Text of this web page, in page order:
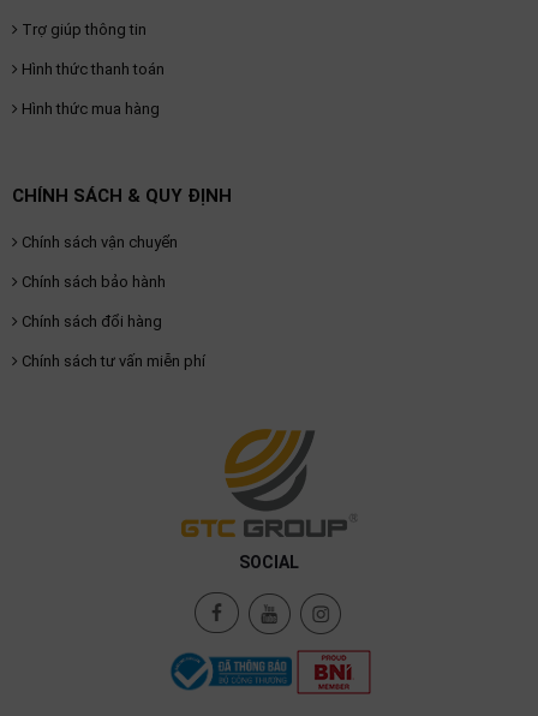
Trợ giúp thông tin
Hình thức thanh toán
Hình thức mua hàng
CHÍNH SÁCH & QUY ĐỊNH
Chính sách vận chuyển
Chính sách bảo hành
Chính sách đổi hàng
Chính sách tư vấn miễn phí
SOCIAL